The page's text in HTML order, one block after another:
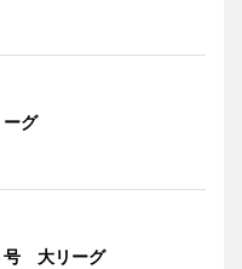
グ
号 大リーグ